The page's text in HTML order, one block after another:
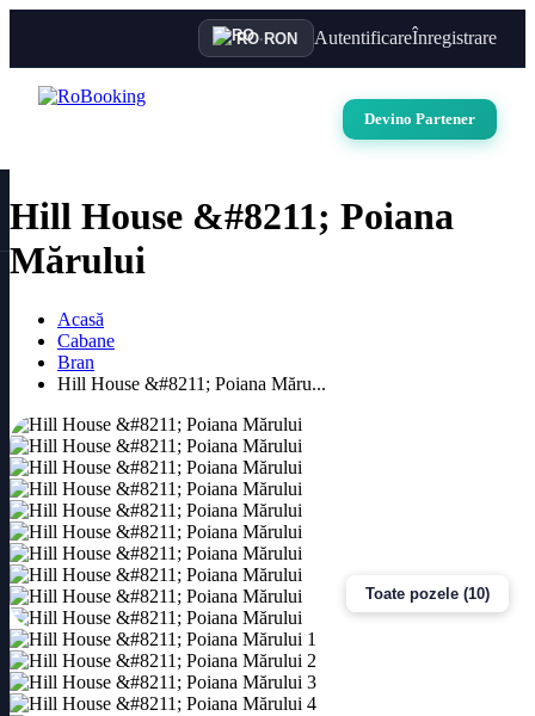
RO·RON AutentificareÎnregistrare
Devino Partener
Hill House &#8211; Poiana
Mărului
Acasă
Cabane
Bran
Hill House &#8211; Poiana Măru...
Toate pozele (10)